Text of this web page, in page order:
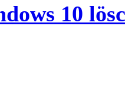
10